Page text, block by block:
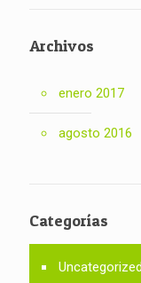
Archivos
enero 2017
agosto 2016
Categorías
Uncategorized